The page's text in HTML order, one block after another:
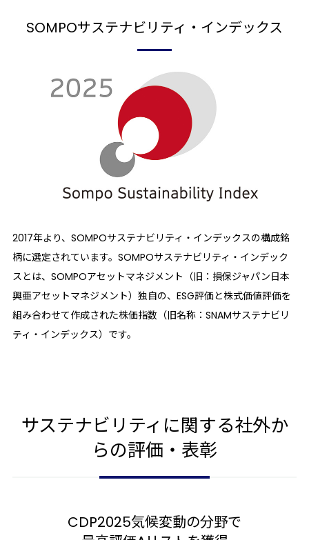
SOMPOサステナビリティ・ インデックス
2017年より、SOMPOサステナビリティ・インデックスの構成銘
柄に選定されています。SOMPOサステナビリティ・インデック
スとは、SOMPOアセットマネジメント（旧：損保ジャパン日本
興亜アセットマネジメント）独自の、ESG評価と株式価値評価を
組み合わせて作成された株価指数（旧名称：SNAMサステナビリ
ティ・インデックス）です。
サステナビリティに関する社外か
らの評価・表彰
CDP2025気候変動の分野で